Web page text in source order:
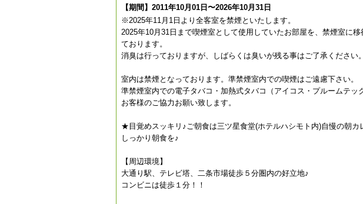
【期間】2011年10月01日〜2026年10月31日
※2025年11月1日より全客室を禁煙といたします。
2025年10月31日まで喫煙室として使用していたお部屋を、禁煙室に
ております。
消臭は行っておりますが、しばらくは臭いが残る事はご了承ください。
室内は禁煙となっております。準禁煙室内での喫煙はご遠慮下さい。
準禁煙室内での電子タバコ・加熱式タバコ（アイコス・プルームテ
お客様のご協力お願い致します。
★目覚めスッキリ♪ご朝食は三ツ星食堂(ホテルハシモト内)自慢の朝
しっかり朝食を♪
【周辺環境】
大通り駅、テレビ塔、二条市場徒歩５分圏内の好立地♪
コンビニは徒歩１分！！